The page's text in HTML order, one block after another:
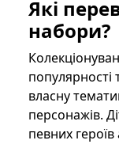
Які
набори?
популярності
власну
персонажів.
певних